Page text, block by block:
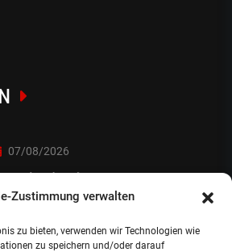
Zustimmung verwalten
zu bieten, verwenden wir Technologien wie
zu speichern und/oder darauf
07/08/2026
Leute :-)
06/08/2026